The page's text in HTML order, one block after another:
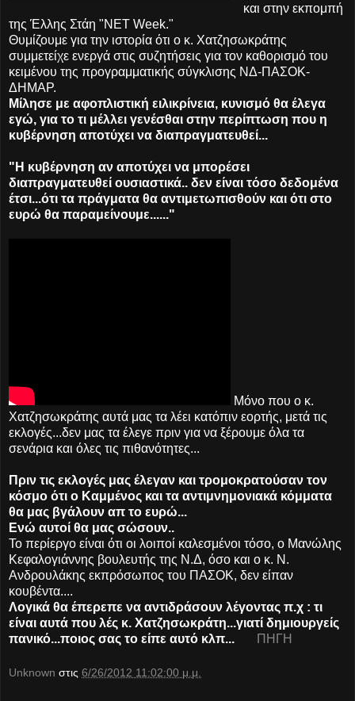
και στην εκπομπή
της Έλλης Στάη "NET Week."
Θυμίζουμε για την ιστορία ότι ο κ. Χατζησωκράτης
συμμετείχε ενεργά στις συζητήσεις για τον καθορισμό του
κειμένου της προγραμματικής σύγκλισης ΝΔ-ΠΑΣΟΚ-
ΔΗΜΑΡ.
Μίλησε με αφοπλιστική ειλικρίνεια, κυνισμό θα έλεγα
εγώ, για το τι μέλλει γενέσθαι στην περίπτωση που η
κυβέρνηση αποτύχει να διαπραγματευθεί...
"Η κυβέρνηση αν αποτύχει να μπορέσει
διαπραγματευθεί ουσιαστικά.. δεν είναι τόσο δεδομένα
έτσι...ότι τα πράγματα θα αντιμετωπισθούν και ότι στο
ευρώ θα παραμείνουμε......"
Μόνο που ο κ.
Χατζησωκράτης αυτά μας τα λέει κατόπιν εορτής, μετά τις
εκλογές...δεν μας τα έλεγε πριν για να ξέρουμε όλα τα
σενάρια και όλες τις πιθανότητες...
Πριν τις εκλογές μας έλεγαν και τρομοκρατούσαν τον
κόσμο ότι ο Καμμένος και τα αντιμνημονιακά κόμματα
θα μας βγάλουν απ το ευρώ...
Ενώ αυτοί θα μας σώσουν..
Το περίεργο είναι ότι οι λοιποί καλεσμένοι τόσο, ο Μανώλης
Κεφαλογιάννης βουλευτής της Ν.Δ, όσο και ο κ. Ν.
Ανδρουλάκης εκπρόσωπος του ΠΑΣΟΚ, δεν είπαν
κουβέντα....
Λογικά θα έπερεπε να αντιδράσουν λέγοντας π.χ : τι
είναι αυτά που λές κ. Χατζησωκράτη...γιατί δημιουργείς
πανικό...ποιος σας το είπε αυτό κλπ...
ΠΗΓΗ
Unknown στις 6/26/2012 11:02:00 μ.μ.